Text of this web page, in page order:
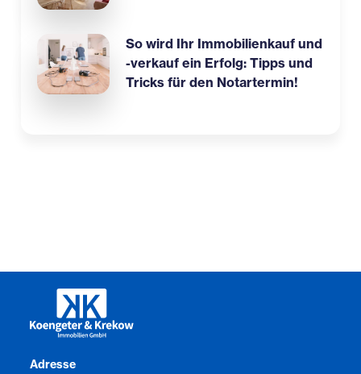
So wird Ihr Immobilienkauf und
-verkauf ein Erfolg: Tipps und
Tricks für den Notartermin!
Adresse